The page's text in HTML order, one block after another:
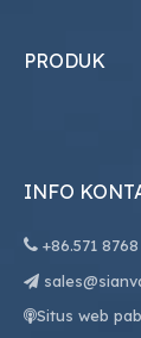
PRODUK
INFO
 +86.571

Situs web